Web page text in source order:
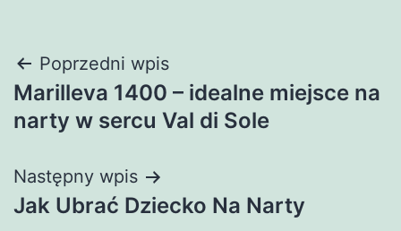
Nawigacja
wpisu
Poprzedni wpis
Marilleva 1400 – idealne miejsce na
narty w sercu Val di Sole
Następny wpis
Jak Ubrać Dziecko Na Narty